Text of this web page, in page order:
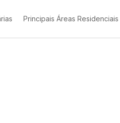
Principais Áreas Residenciais